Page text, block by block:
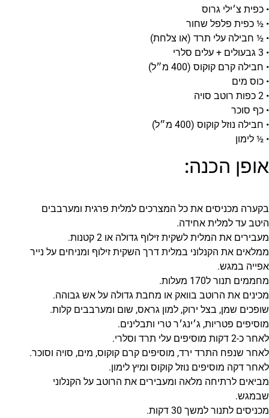
• כפית צ׳ילי גרוס
• ½ כפית פלפל שחור
• ½ חבילה עלי תרד (או צלחת)
• 3 גבעולים + עלים סלרי
• חבילה קרם קוקוס (400 מ״ל)
• כוס מים
• 2 כפות רוטב סויה
• כף סוכר
• חבילה נוזל קוקוס (400 מ״ל)
• ½ לימון
אופן הכנה:
בקערה מכניסים את כל המצרכים למלית פרגית ומערבבים
היטב עד למלית אחידה.
מעבירים את המלית לשקית זילוף גדולה או 2 קטנות.
ממלאים את הקנלוני במלית דרך השקית זילוף ומניחים על נייר
אפייה במגש.
מחממים תנור ל170 מעלות.
מכינים את הרוטב בוואק או מחבת גדולה על אש גבוהה.
שופכים שמן, בצל ירוק, למון גראס, שום ומערבבים קלות.
מוסיפים פטריות, ג׳ינג׳ר טרי ותבלינים.
לאחר כ-2 דקות מוסיפים עלי תרד וסלרי.
לאחר שנפח התרד ירד, מוסיפים קרם קוקוס, מים, סויה וסוכר.
לאחר דקה מוסיפים נוזל קוקוס ומיץ לימון.
מביאים לרתיחה מלאה ומעבירים את הרוטב על הקנלוני
שבמגש.
מכניסים לתנור למשך 30 דקות.